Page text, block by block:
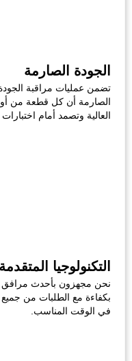
الجودة الصارمة
تضمن عمليات مراقبة الجودة
الصارمة أن كل قطعة من
العالية وتصمد أمام
التكنولوجيا المتقدمة
نحن مجهزون بأحدث مرافق
بكفاءة مع الطلبات من
في الوقت المناسب.